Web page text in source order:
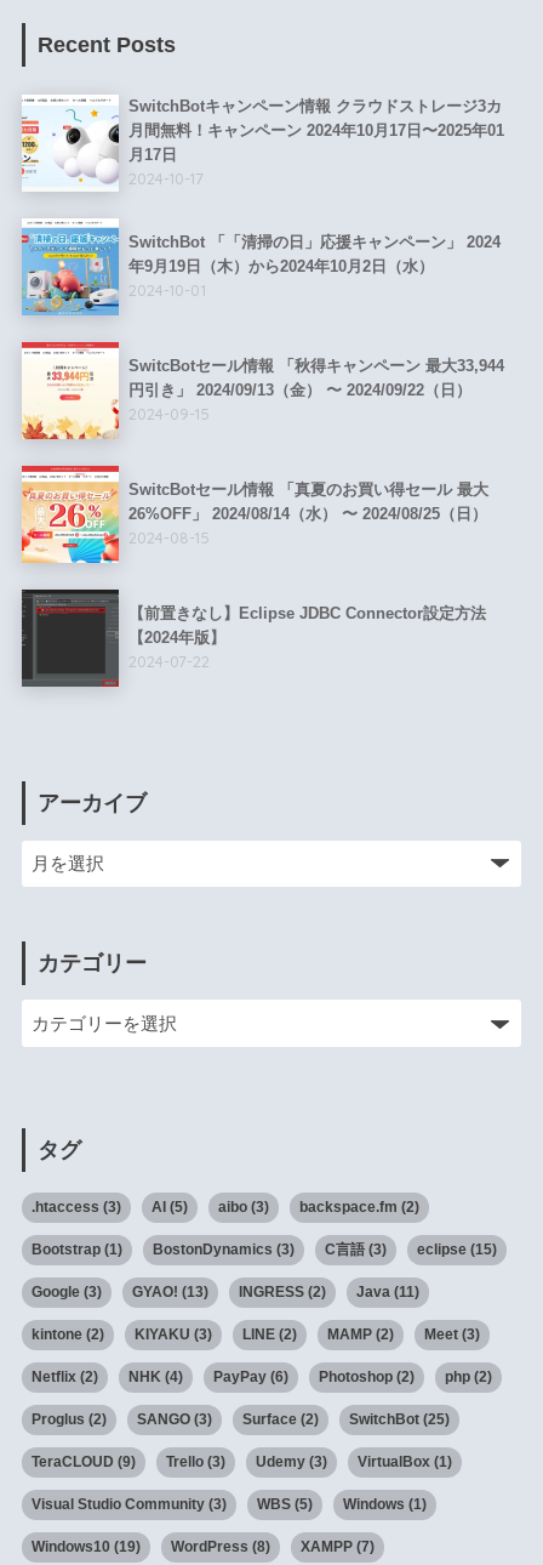
Recent Posts
SwitchBotキャンペーン情報 クラウドストレージ3カ
月間無料！キャンペーン 2024年10月17日〜2025年01
月17日
2024-10-17
SwitchBot 「「清掃の日」応援キャンペーン」 2024
年9月19日（木）から2024年10月2日（水）
2024-10-01
SwitcBotセール情報 「秋得キャンペーン 最大33,944
円引き」 2024/09/13（金） 〜 2024/09/22（日）
2024-09-15
SwitcBotセール情報 「真夏のお買い得セール 最大
26%OFF」 2024/08/14（水） 〜 2024/08/25（日）
2024-08-15
【前置きなし】Eclipse JDBC Connector設定方法
【2024年版】
2024-07-22
アーカイブ
カテゴリー
タグ
.htaccess (3) AI (5) aibo(3) backspace.fm (2)
Bootstrap(1) BostonDynamics (3) C言語(3) eclipse(15)
Google(3) GYAO! (13) INGRESS(2) Java(11)
kintone(2) KIYAKU (3) LINE(2) MAMP(2) Meet(3)
Netflix(2) NHK(4) PayPay(6) Photoshop(2) php(2)
Proglus (2) SANGO(3) Surface(2) SwitchBot(25)
TeraCLOUD (9) Trello(3) Udemy(3) VirtualBox(1)
Visual Studio Community(3) WBS(5) Windows (1)
Windows10(19) WordPress (8) XAMPP(7)